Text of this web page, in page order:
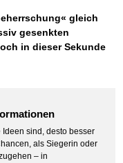
gleich
gesenkten
in dieser Sekunde
Ideen sind, desto besser
als Siegerin oder
– in